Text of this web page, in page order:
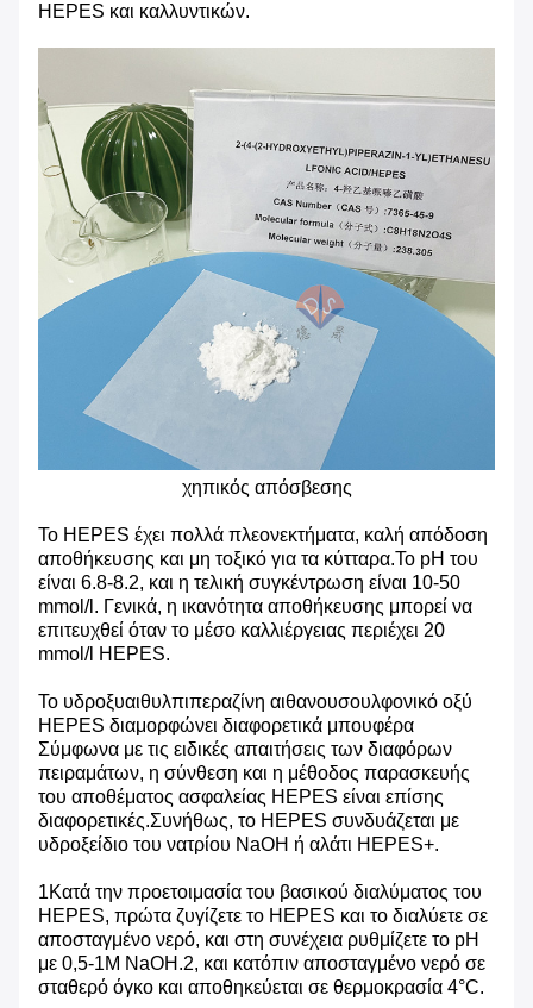
HEPES και καλλυντικών.
χηπικός απόσβεσης
Το HEPES έχει πολλά πλεονεκτήματα, καλή απόδοση
αποθήκευσης και μη τοξικό για τα κύτταρα.Το pH του
είναι 6.8-8.2, και η τελική συγκέντρωση είναι 10-50
mmol/l. Γενικά, η ικανότητα αποθήκευσης μπορεί να
επιτευχθεί όταν το μέσο καλλιέργειας περιέχει 20
mmol/l HEPES.
Το υδροξυαιθυλπιπεραζίνη αιθανουσουλφονικό οξύ
HEPES διαμορφώνει διαφορετικά μπουφέρα
Σύμφωνα με τις ειδικές απαιτήσεις των διαφόρων
πειραμάτων, η σύνθεση και η μέθοδος παρασκευής
του αποθέματος ασφαλείας HEPES είναι επίσης
διαφορετικές.Συνήθως, το HEPES συνδυάζεται με
υδροξείδιο του νατρίου NaOH ή αλάτι HEPES+.
1Κατά την προετοιμασία του βασικού διαλύματος του
HEPES, πρώτα ζυγίζετε το HEPES και το διαλύετε σε
αποσταγμένο νερό, και στη συνέχεια ρυθμίζετε το pH
με 0,5-1M NaOH.2, και κατόπιν αποσταγμένο νερό σε
σταθερό όγκο και αποθηκεύεται σε θερμοκρασία 4°C.